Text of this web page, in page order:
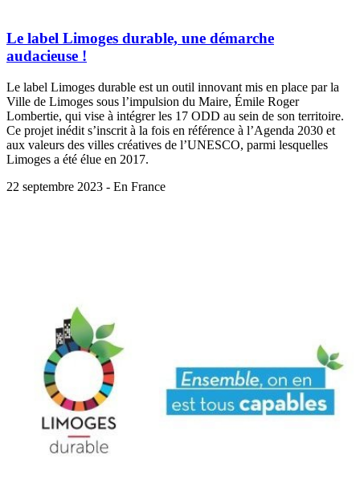
Le label Limoges durable, une démarche
audacieuse !
Le label Limoges durable est un outil innovant mis en place par la
Ville de Limoges sous l’impulsion du Maire, Émile Roger
Lombertie, qui vise à intégrer les 17 ODD au sein de son territoire.
Ce projet inédit s’inscrit à la fois en référence à l’Agenda 2030 et
aux valeurs des villes créatives de l’UNESCO, parmi lesquelles
Limoges a été élue en 2017.
22 septembre 2023 - En France